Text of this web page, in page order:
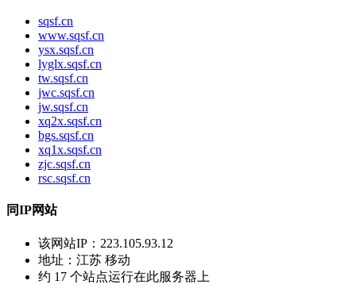
sqsf.cn
www.sqsf.cn
ysx.sqsf.cn
lyglx.sqsf.cn
tw.sqsf.cn
jwc.sqsf.cn
jw.sqsf.cn
xq2x.sqsf.cn
bgs.sqsf.cn
xq1x.sqsf.cn
zjc.sqsf.cn
rsc.sqsf.cn
同IP网站
该网站IP： 223.105.93.12
地址： 江苏 移动
约 17 个站点运行在此服务器上